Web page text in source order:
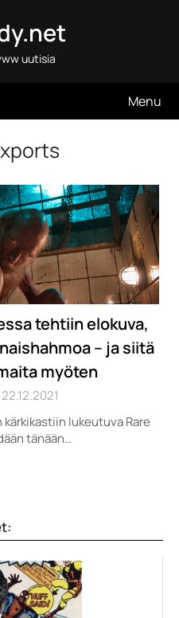
uutisia
Menu
tehtiin elokuva,
– ja siitä
myöten
lukeutuva Rare
tänään…